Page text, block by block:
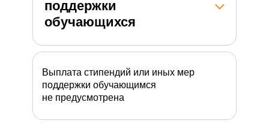
поддержки
обучающихся
Выплата стипендий или иных мер
поддержки обучающимся
не предусмотрена